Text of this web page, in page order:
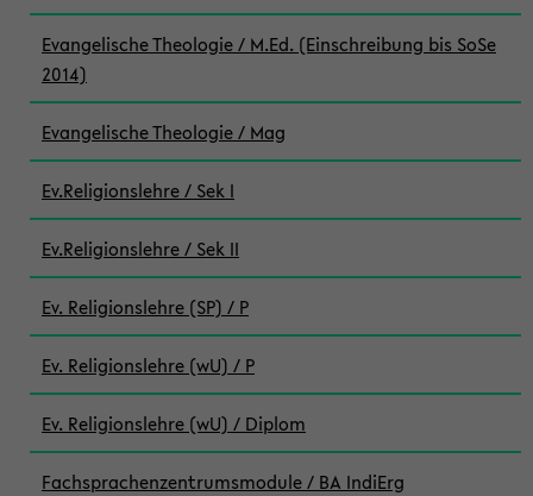
Evangelische Theologie / M.Ed. (Einschreibung bis SoSe
2014)
Evangelische Theologie / Mag
Ev.Religionslehre / Sek I
Ev.Religionslehre / Sek II
Ev. Religionslehre (SP) / P
Ev. Religionslehre (wU) / P
Ev. Religionslehre (wU) / Diplom
Fachsprachenzentrumsmodule / BA IndiErg